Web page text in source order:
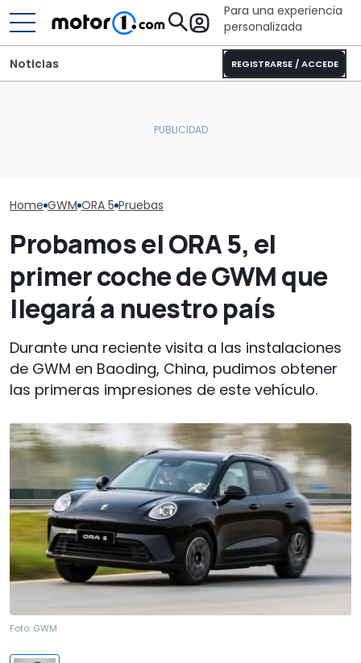
Para una experiencia
personalizada
REGISTRARSE / ACCEDE
Noticias
Home GWM ORA 5 Pruebas
Probamos el ORA 5, el
primer coche de GWM que
llegará a nuestro país
Durante una reciente visita a las instalaciones
de GWM en Baoding, China, pudimos obtener
las primeras impresiones de este vehículo.
Foto: GWM